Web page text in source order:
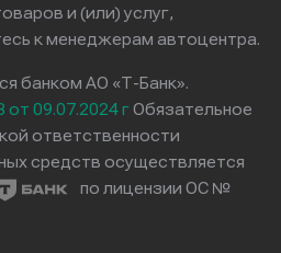
и (или) услуг,
к менеджерам автоцентра.
банком АО «Т-Банк».
09.07.2024 гОбязательное
ответственности
средств осуществляется
по лицензии ОС №